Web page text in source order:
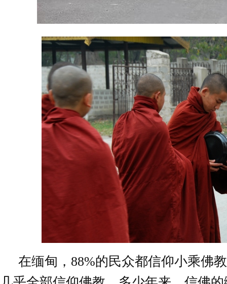
在缅甸，88%的民众都信仰小乘佛